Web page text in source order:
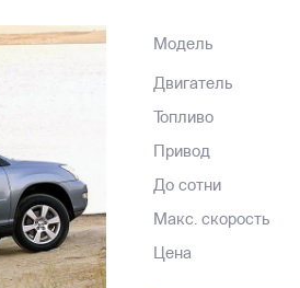
Модель
Двигатель
Топливо
Привод
До сотни
Макс. скорость
Цена